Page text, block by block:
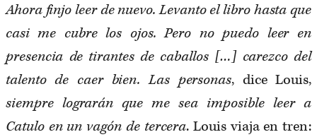
Ahora finjo leer de nuevo. Levanto el libro hasta que
casi me cubre los ojos. Pero no puedo leer en
presencia de tirantes de caballos […] carezco del
talento de caer bien. Las personas, dice Louis,
siempre lograrán que me sea imposible leer a
Catulo en un vagón de tercera. Louis viaja en tren: